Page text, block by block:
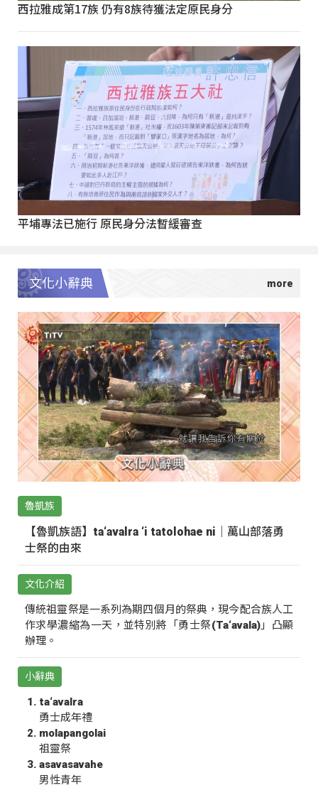
西拉雅成第17族 仍有8族待獲法定原民身分
平埔專法已施行 原民身分法暫緩審查
文化小辭典
魯凱族
【魯凱族語】ta‘avalra ‘i tatolohae ni｜萬山部落勇
士祭的由來
文化介紹
傳統祖靈祭是一系列為期四個月的祭典，現今配合族人工
作求學濃縮為一天，並特別將「勇士祭(Ta‘avala)」凸顯
辦理。
小辭典
ta‘avalra
勇士成年禮
molapangolai
祖靈祭
asavasavahe
男性青年